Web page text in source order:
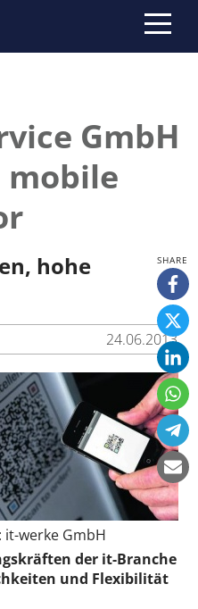
GmbH
mobile
hohe
24.06.2013
it-werke GmbH
der it-Branche
und Flexibilität